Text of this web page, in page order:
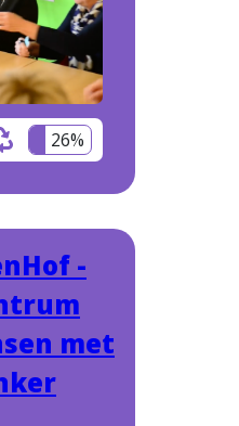
26%
-
met